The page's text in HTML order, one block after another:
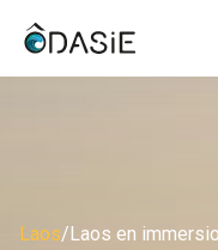
Laos/Laos en